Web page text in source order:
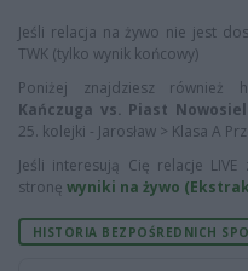
Jeśli relacja na żywo nie jest
TWK (tylko wynik końcowy)
Poniżej znajdziesz również
Kańczuga vs. Piast
25. kolejki - Jarosław > Klasa A
Jeśli interesują Cię relacje
stronę wyniki na żywo
HISTORIA BEZPOŚREDNICH